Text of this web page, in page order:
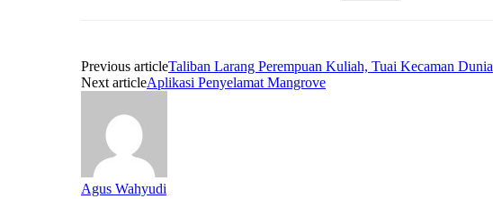
Previous articleTaliban Larang Perempuan Kuliah, Tuai Kecaman Dunia
Next articleAplikasi Penyelamat Mangrove
Agus Wahyudi